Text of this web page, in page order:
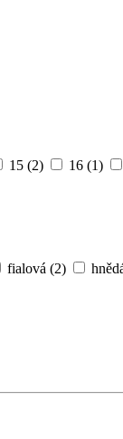
15 (2) 16 (1)
fialová (2)